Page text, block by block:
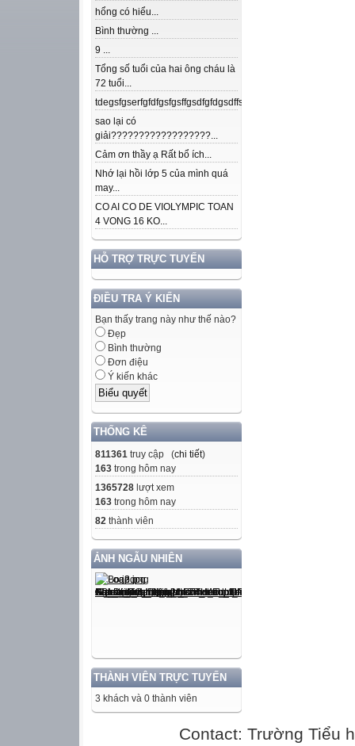
hổng có hiểu...
Bình thường ...
9 ...
Tổng số tuổi của hai ông cháu là
72 tuổi...
sao lại có
giải??????????????????...
Cảm ơn thầy ạ Rất bổ ích...
Nhớ lại hồi lớp 5 của mình quá
may...
CO AI CO DE VIOLYMPIC TOAN
4 VONG 16 KO...
HỖ TRỢ TRỰC TUYẾN
ĐIỀU TRA Ý KIẾN
Bạn thấy trang này như thế nào?
Đẹp
Bình thường
Đơn điệu
Ý kiến khác
THỐNG KÊ
811361 truy cập (chi tiết)
163 trong hôm nay
1365728 lượt xem
163 trong hôm nay
82 thành viên
ẢNH NGẪU NHIÊN
THÀNH VIÊN TRỰC TUYẾN
3 khách và 0 thành viên
Contact: Trường Tiểu